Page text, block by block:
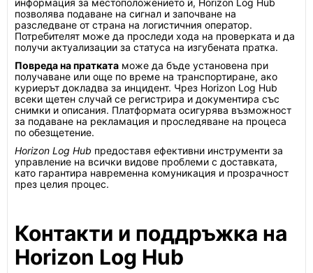
информация за местоположението ѝ, Horizon Log Hub
позволява подаване на сигнал и започване на
разследване от страна на логистичния оператор.
Потребителят може да проследи хода на проверката и да
получи актуализации за статуса на изгубената пратка.
Повреда на пратката може да бъде установена при
получаване или още по време на транспортиране, ако
куриерът докладва за инцидент. Чрез Horizon Log Hub
всеки щетен случай се регистрира и документира със
снимки и описания. Платформата осигурява възможност
за подаване на рекламация и проследяване на процеса
по обезщетение.
Horizon Log Hub предоставя ефективни инструменти за
управление на всички видове проблеми с доставката,
като гарантира навременна комуникация и прозрачност
през целия процес.
Контакти и поддръжка на
Horizon Log Hub